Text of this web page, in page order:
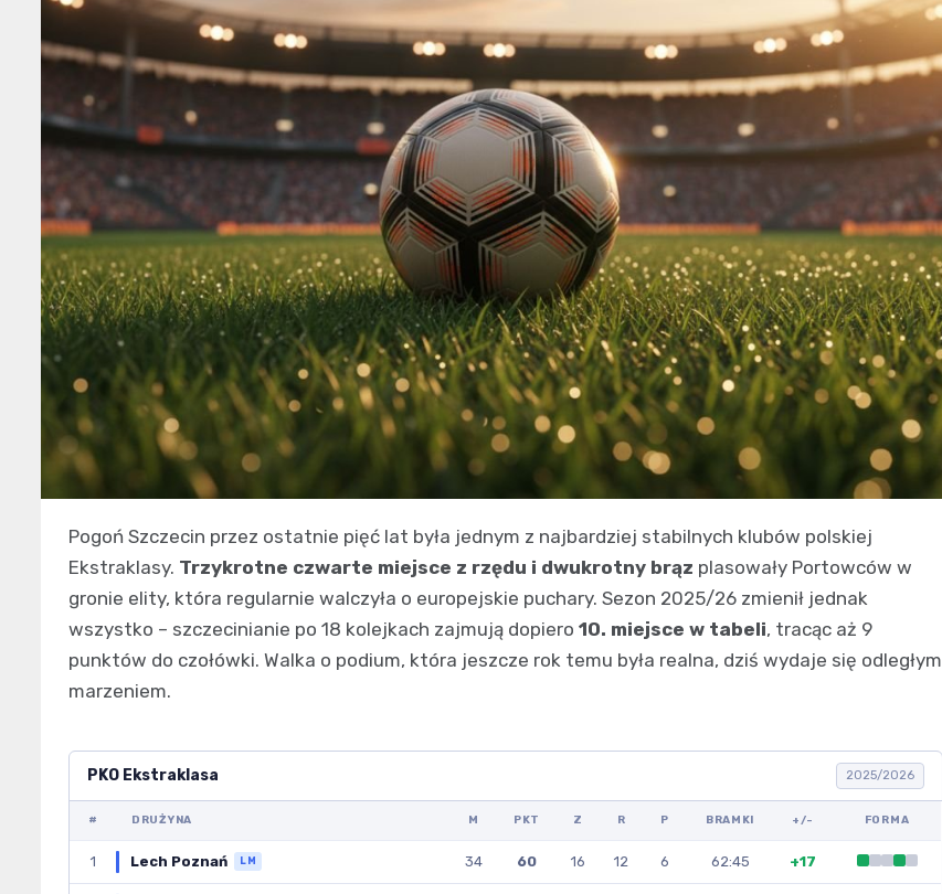
Pogoń Szczecin przez ostatnie pięć lat była jednym z najbardziej stabilnych klubów polskiej
Ekstraklasy. Trzykrotne czwarte miejsce z rzędu i dwukrotny brąz plasowały Portowców w
gronie elity, która regularnie walczyła o europejskie puchary. Sezon 2025/26 zmienił jednak
wszystko – szczecinianie po 18 kolejkach zajmują dopiero 10. miejsce w tabeli, tracąc aż 9
punktów do czołówki. Walka o podium, która jeszcze rok temu była realna, dziś wydaje się odległym
marzeniem.
PKO Ekstraklasa 2025/2026
# DRUŻYNA M PKT Z R P BRAMKI +/- FORMA
1 Lech Poznań LM 34 60 16 12 6 62:45 +17